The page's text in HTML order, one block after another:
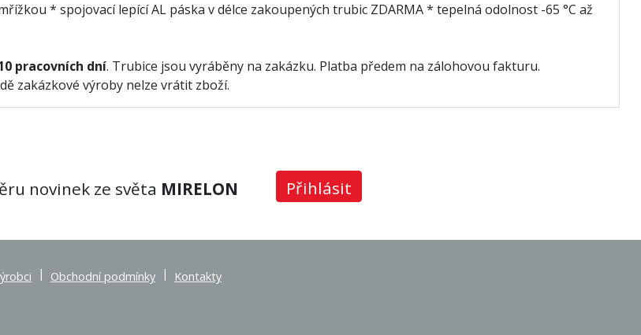
* spojovací lepící AL páska v délce zakoupených trubic ZDARMA * tepelná odolnost -65 °C až
pracovních dní. Trubice jsou vyráběny na zakázku. Platba předem na zálohovou fakturu.
zakázkové výroby nelze vrátit zboží.
novinek ze světa MIRELON Přihlásit
| Obchodní podmínky | Kontakty